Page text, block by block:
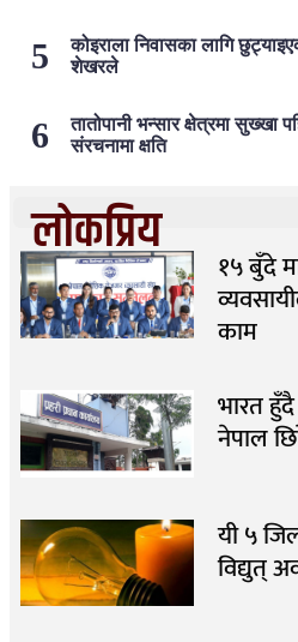
कोइराला निवासका लागि
शेखरले
तातोपानी भन्सार क्षेत्रमा सुख्खा
संरचनामा क्षति
लोकप्रिय १५ बुँदे
काम
भारत
नेपाल
यी ५
विद्युत्